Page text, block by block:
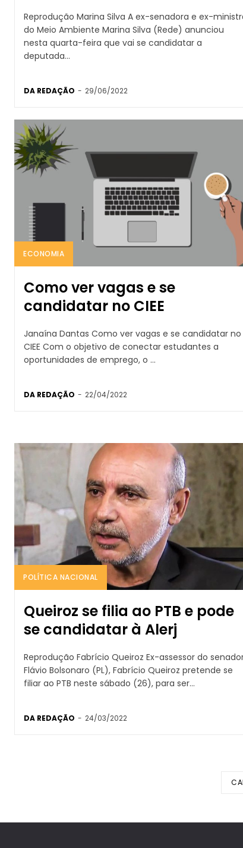
Reprodução Marina Silva A ex-senadora e ex-ministra
do Meio Ambiente Marina Silva (Rede) anunciou
nesta quarta-feira que vai se candidatar a
deputada...
DA REDAÇÃO - 29/06/2022
ECONOMIA
Como ver vagas e se
candidatar no CIEE
Janaína Dantas Como ver vagas e se candidatar no
CIEE Com o objetivo de conectar estudantes a
oportunidades de emprego, o ...
DA REDAÇÃO - 22/04/2022
POLÍTICA NACIONAL
Queiroz se filia ao PTB e pode
se candidatar à Alerj
Reprodução Fabrício Queiroz Ex-assessor do senador
Flávio Bolsonaro (PL), Fabrício Queiroz pretende se
filiar ao PTB neste sábado (26), para ser...
DA REDAÇÃO - 24/03/2022